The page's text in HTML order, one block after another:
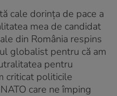
cale dorinţa de pace a
mea de candidat
din România respins
globalist pentru că am
pentru
criticat politicile
care ne împing